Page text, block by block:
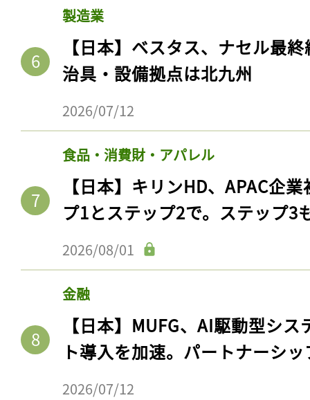
製造業
【日本】ベスタス、ナセル最
治具・設備拠点は北九州
2026/07/12
食品・消費財・アパレル
【日本】キリンHD、APAC企
プ1とステップ2で。ステップ3
2026/08/01
金融
【日本】MUFG、AI駆動型シ
ト導入を加速。パートナーシ
2026/07/12